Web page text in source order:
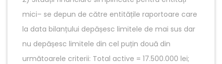
mici– se depun de către entitățile raportoare care
la data bilanțului depășesc limitele de mai sus dar
nu depășesc limitele din cel puțin două din
următoarele criterii: Total active = 17.500.000 lei;